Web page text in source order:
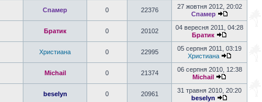
Спамер 0 22376
27 жовтня 2012, 20:02
Спамер
Братик 0 20102
04 вересня 2011, 04:28
Братик
Христиана 0 22995
05 серпня 2011, 03:19
Христиана
Michail 0 21374
06 серпня 2010, 12:38
Michail
beselyn 0 20961
31 травня 2010, 20:20
beselyn